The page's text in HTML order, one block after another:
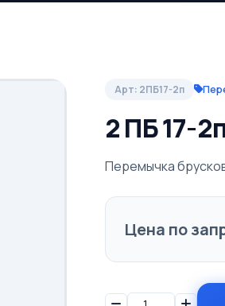
Арт: 2ПБ17-2п
2 ПБ 17-
Перемычка
Цена по